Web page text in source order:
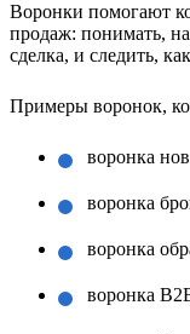
Воронки помогают
продаж: понимать,
сделка, и следить,
Примеры воронок,
воронка
воронка
воронка
воронка